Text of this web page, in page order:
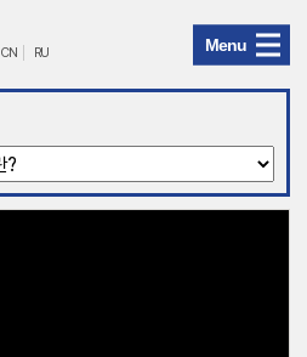
아
리
CN RU Menu